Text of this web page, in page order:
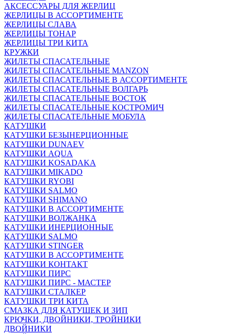
АКСЕССУАРЫ ДЛЯ ЖЕРЛИЦ
ЖЕРЛИЦЫ В АССОРТИМЕНТЕ
ЖЕРЛИЦЫ СЛАВА
ЖЕРЛИЦЫ ТОНАР
ЖЕРЛИЦЫ ТРИ КИТА
КРУЖКИ
ЖИЛЕТЫ СПАСАТЕЛЬНЫЕ
ЖИЛЕТЫ СПАСАТЕЛЬНЫЕ MANZON
ЖИЛЕТЫ СПАСАТЕЛЬНЫЕ В АССОРТИМЕНТЕ
ЖИЛЕТЫ СПАСАТЕЛЬНЫЕ ВОЛГАРЬ
ЖИЛЕТЫ СПАСАТЕЛЬНЫЕ ВОСТОК
ЖИЛЕТЫ СПАСАТЕЛЬНЫЕ КОСТРОМИЧ
ЖИЛЕТЫ СПАСАТЕЛЬНЫЕ МОБУЛА
КАТУШКИ
КАТУШКИ БЕЗЫНЕРЦИОННЫЕ
КАТУШКИ DUNAEV
КАТУШКИ AQUA
КАТУШКИ KOSADAKA
КАТУШКИ MIKADO
КАТУШКИ RYOBI
КАТУШКИ SALMO
КАТУШКИ SHIMANO
КАТУШКИ В АССОРТИМЕНТЕ
КАТУШКИ ВОЛЖАНКА
КАТУШКИ ИНЕРЦИОННЫЕ
КАТУШКИ SALMO
КАТУШКИ STINGER
КАТУШКИ В АССОРТИМЕНТЕ
КАТУШКИ КОНТАКТ
КАТУШКИ ПИРС
КАТУШКИ ПИРС - МАСТЕР
КАТУШКИ СТАЛКЕР
КАТУШКИ ТРИ КИТА
СМАЗКА ДЛЯ КАТУШЕК И ЗИП
КРЮЧКИ, ДВОЙНИКИ, ТРОЙНИКИ
ДВОЙНИКИ